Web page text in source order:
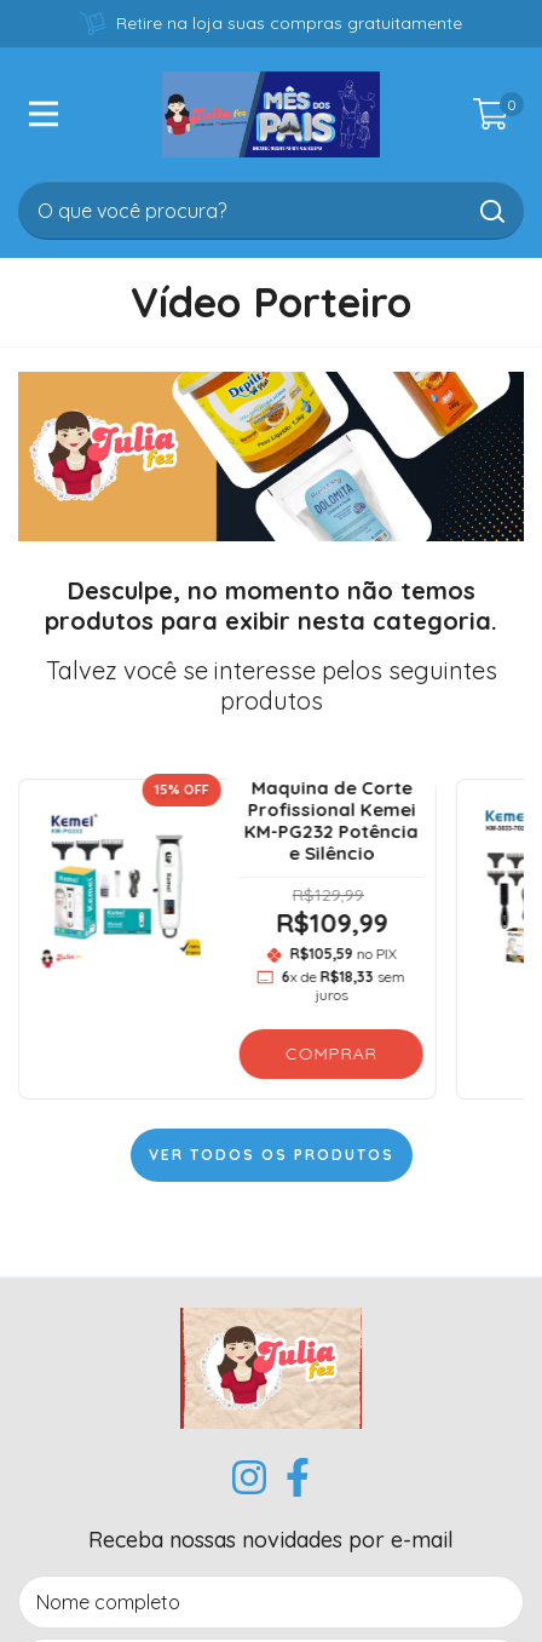
Retire na loja suas compras gratuitamente
0
Vídeo Porteiro
Desculpe, no momento não temos
produtos para exibir nesta categoria.
Talvez você se interesse pelos seguintes
produtos
15% OFF
Maquina de Corte
Profissional Kemei
KM-PG232 Potência
e Silêncio
R$129,99
R$109,99
R$105,59 no PIX
6x de R$18,33 sem
juros
COMPRAR
VER TODOS OS PRODUTOS
Receba nossas novidades por e-mail